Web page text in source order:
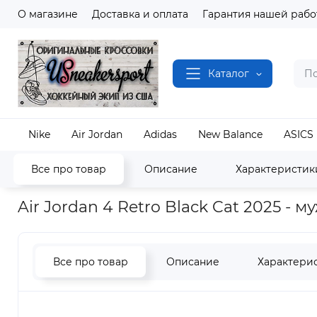
О магазине Доставка и оплата Гарантия нашей
Каталог
Nike Air Jordan Adidas New Balance ASICS
Все про товар Описание
Наш магазин Полный каталог кроссовок Air
Air Jordan 4 Retro Black Cat 2025 -
Все про товар Описание